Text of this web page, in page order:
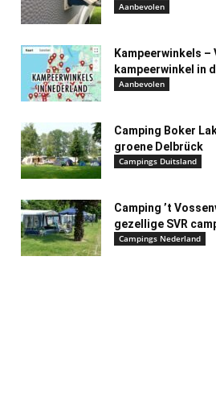
Aanbevolen
Kampeerwinkels –
kampeerwinkel in
Aanbevolen
Camping Boker
groene Delbrück
Campings Duitsland
Camping ’t
gezellige SVR
Campings Nederland